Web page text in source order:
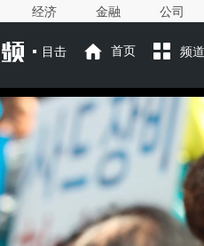
经济 金融 公司
目击 首页 频道